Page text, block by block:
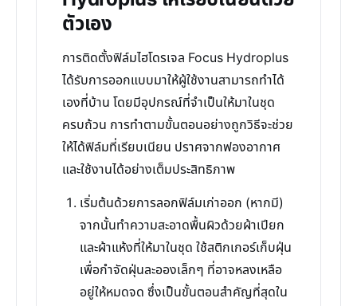
ตัวเอง
การติดตั้งฟิล์มไฮโดรเจล Focus Hydroplus
ได้รับการออกแบบมาให้ผู้ใช้งานสามารถทำได้
เองที่บ้าน โดยมีอุปกรณ์ที่จำเป็นให้มาในชุด
ครบถ้วน การทำตามขั้นตอนอย่างถูกวิธีจะช่วย
ให้ได้ฟิล์มที่เรียบเนียน ปราศจากฟองอากาศ
และใช้งานได้อย่างเต็มประสิทธิภาพ
เริ่มต้นด้วยการลอกฟิล์มเก่าออก (หากมี)
จากนั้นทำความสะอาดพื้นผิวด้วยผ้าเปียก
และผ้าแห้งที่ให้มาในชุด ใช้สติกเกอร์เก็บฝุ่น
เพื่อกำจัดฝุ่นละอองเล็กๆ ที่อาจหลงเหลือ
อยู่ให้หมดจด ซึ่งเป็นขั้นตอนสำคัญที่สุดใน